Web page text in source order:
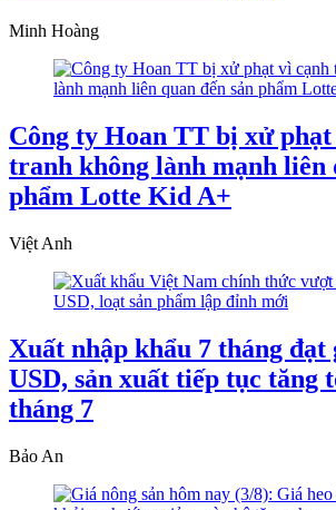
Minh Hoàng
Công ty Hoan TT bị xử
tranh không lành mạnh liên
phẩm Lotte Kid A+
Việt Anh
Xuất nhập khẩu 7 tháng đạt
USD, sản xuất tiếp tục tăng
tháng 7
Bảo An